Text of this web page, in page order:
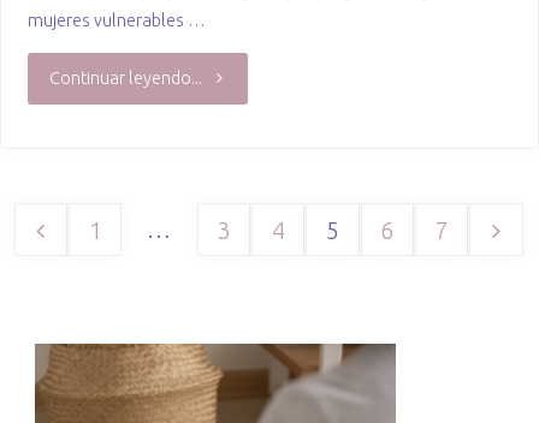
mujeres vulnerables …
Continuar leyendo..."Polera
de
1 3 4 5 6 7